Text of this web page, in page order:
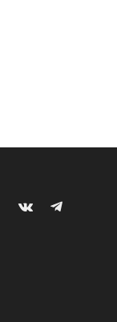
VKontakteTelegram